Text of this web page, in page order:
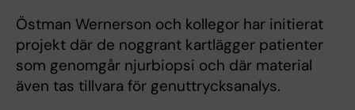
Östman Wernerson och kollegor har initierat
projekt där de noggrant kartlägger patienter
som genomgår njurbiopsi och där material
även tas tillvara för genuttrycksanalys.